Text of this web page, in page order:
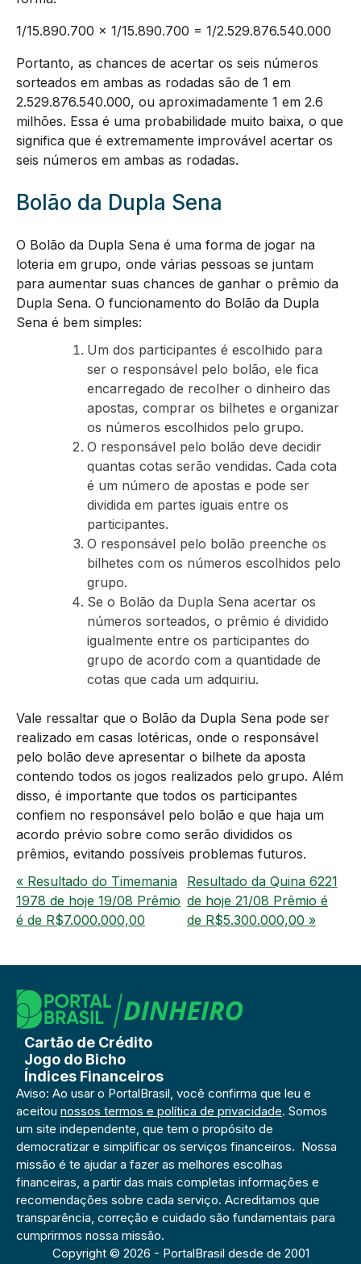
1/15.890.700 x 1/15.890.700 = 1/2.529.876.540.000
Portanto, as chances de acertar os seis números
sorteados em ambas as rodadas são de 1 em
2.529.876.540.000, ou aproximadamente 1 em 2.6
milhões. Essa é uma probabilidade muito baixa, o que
significa que é extremamente improvável acertar os
seis números em ambas as rodadas.
Bolão da Dupla Sena
O Bolão da Dupla Sena é uma forma de jogar na
loteria em grupo, onde várias pessoas se juntam
para aumentar suas chances de ganhar o prêmio da
Dupla Sena. O funcionamento do Bolão da Dupla
Sena é bem simples:
Um dos participantes é escolhido para
ser o responsável pelo bolão, ele fica
encarregado de recolher o dinheiro das
apostas, comprar os bilhetes e organizar
os números escolhidos pelo grupo.
O responsável pelo bolão deve decidir
quantas cotas serão vendidas. Cada cota
é um número de apostas e pode ser
dividida em partes iguais entre os
participantes.
O responsável pelo bolão preenche os
bilhetes com os números escolhidos pelo
grupo.
Se o Bolão da Dupla Sena acertar os
números sorteados, o prêmio é dividido
igualmente entre os participantes do
grupo de acordo com a quantidade de
cotas que cada um adquiriu.
Vale ressaltar que o Bolão da Dupla Sena pode ser
realizado em casas lotéricas, onde o responsável
pelo bolão deve apresentar o bilhete da aposta
contendo todos os jogos realizados pelo grupo. Além
disso, é importante que todos os participantes
confiem no responsável pelo bolão e que haja um
acordo prévio sobre como serão divididos os
prêmios, evitando possíveis problemas futuros.
« Resultado do Timemania
1978 de hoje 19/08 Prêmio
é de R$7.000.000,00
Resultado da Quina 6221
de hoje 21/08 Prêmio é
de R$5.300.000,00 »
Cartão de Crédito
Jogo do Bicho
Índices Financeiros
Aviso: Ao usar o PortalBrasil, você confirma que leu e
aceitou nossos termos e política de privacidade. Somos
um site independente, que tem o propósito de
democratizar e simplificar os serviços financeiros. Nossa
missão é te ajudar a fazer as melhores escolhas
financeiras, a partir das mais completas informações e
recomendações sobre cada serviço. Acreditamos que
transparência, correção e cuidado são fundamentais para
cumprirmos nossa missão.
Copyright © 2026 - PortalBrasil desde de 2001